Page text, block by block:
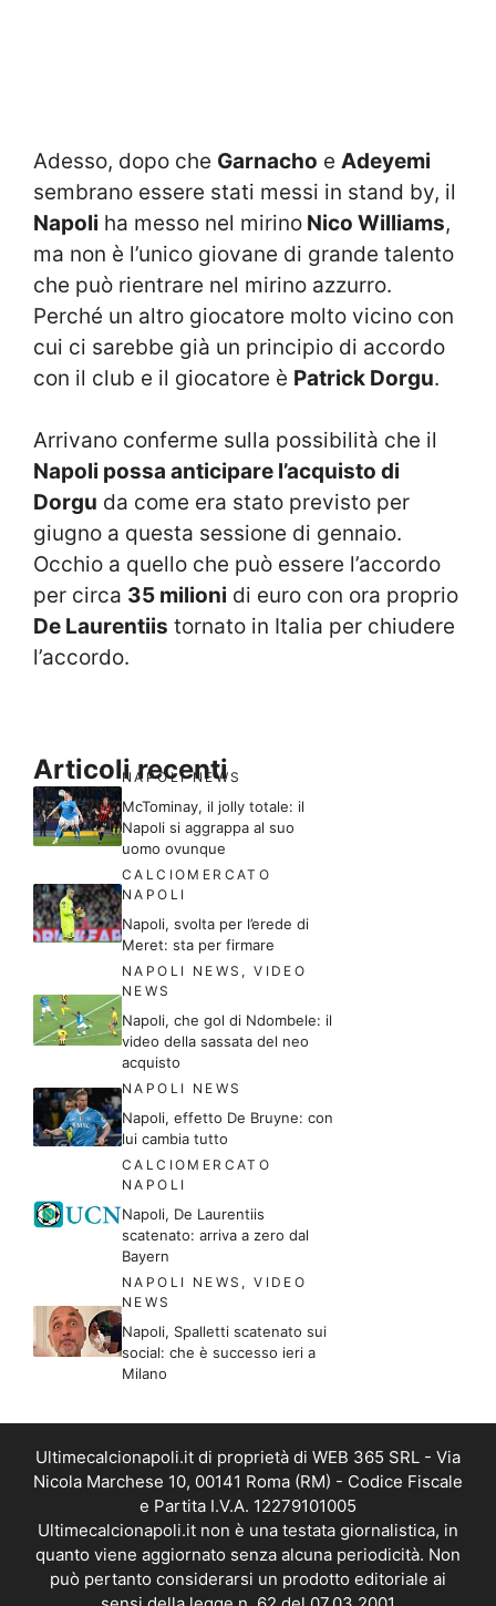
Adesso, dopo che Garnacho e Adeyemi
sembrano essere stati messi in stand by, il
Napoli ha messo nel mirino Nico Williams,
ma non è l’unico giovane di grande talento
che può rientrare nel mirino azzurro.
Perché un altro giocatore molto vicino con
cui ci sarebbe già un principio di accordo
con il club e il giocatore è Patrick Dorgu.
Arrivano conferme sulla possibilità che il
Napoli possa anticipare l’acquisto di
Dorgu da come era stato previsto per
giugno a questa sessione di gennaio.
Occhio a quello che può essere l’accordo
per circa 35 milioni di euro con ora proprio
De Laurentiis tornato in Italia per chiudere
l’accordo.
Articoli recenti
NAPOLI NEWS
McTominay, il jolly totale: il
Napoli si aggrappa al suo
uomo ovunque
CALCIOMERCATO
NAPOLI
Napoli, svolta per l’erede di
Meret: sta per firmare
NAPOLI NEWS ,VIDEO
NEWS
Napoli, che gol di Ndombele: il
video della sassata del neo
acquisto
NAPOLI NEWS
Napoli, effetto De Bruyne: con
lui cambia tutto
CALCIOMERCATO
NAPOLI
Napoli, De Laurentiis
scatenato: arriva a zero dal
Bayern
NAPOLI NEWS ,VIDEO
NEWS
Napoli, Spalletti scatenato sui
social: che è successo ieri a
Milano
Ultimecalcionapoli.it di proprietà di WEB 365 SRL - Via
Nicola Marchese 10, 00141 Roma (RM) - Codice Fiscale
e Partita I.V.A. 12279101005
Ultimecalcionapoli.it non è una testata giornalistica, in
quanto viene aggiornato senza alcuna periodicità. Non
può pertanto considerarsi un prodotto editoriale ai